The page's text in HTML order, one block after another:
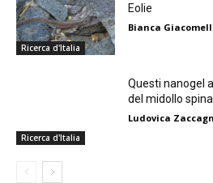
Ricerca d'Italia
Eolie
Bianca
Ricerca d'Italia
Questi nanogel
del midollo
Ludovica